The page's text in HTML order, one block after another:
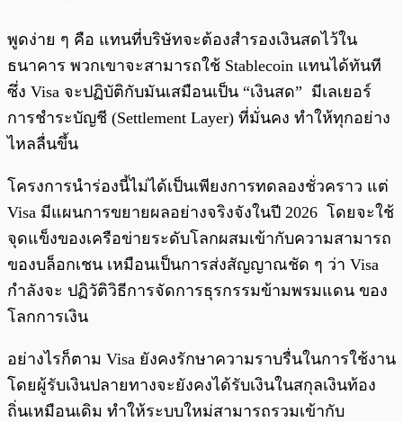
พูดง่าย ๆ คือ แทนที่บริษัทจะต้องสำรองเงินสดไว้ใน
ธนาคาร พวกเขาจะสามารถใช้ Stablecoin แทนได้ทันที
ซึ่ง Visa จะปฏิบัติกับมันเสมือนเป็น “เงินสด” มีเลเยอร์
การชำระบัญชี (Settlement Layer) ที่มั่นคง ทำให้ทุกอย่าง
ไหลลื่นขึ้น
โครงการนำร่องนี้ไม่ได้เป็นเพียงการทดลองชั่วคราว แต่
Visa มีแผนการขยายผลอย่างจริงจังในปี 2026 โดยจะใช้
จุดแข็งของเครือข่ายระดับโลกผสมเข้ากับความสามารถ
ของบล็อกเชน เหมือนเป็นการส่งสัญญาณชัด ๆ ว่า Visa
กำลังจะ ปฏิวัติวิธีการจัดการธุรกรรมข้ามพรมแดน ของ
โลกการเงิน
อย่างไรก็ตาม Visa ยังคงรักษาความราบรื่นในการใช้งาน
โดยผู้รับเงินปลายทางจะยังคงได้รับเงินในสกุลเงินท้อง
ถิ่นเหมือนเดิม ทำให้ระบบใหม่สามารถรวมเข้ากับ